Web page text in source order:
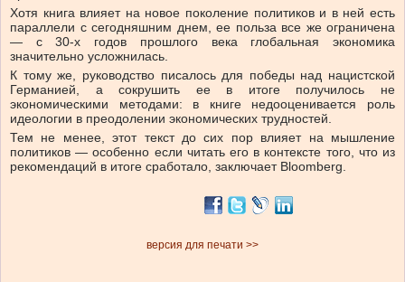
Хотя книга влияет на новое поколение политиков и в ней есть
параллели с сегодняшним днем, ее польза все же ограничена
— с 30-х годов прошлого века глобальная экономика
значительно усложнилась.
К тому же, руководство писалось для победы над нацистской
Германией, а сокрушить ее в итоге получилось не
экономическими методами: в книге недооценивается роль
идеологии в преодолении экономических трудностей.
Тем не менее, этот текст до сих пор влияет на мышление
политиков — особенно если читать его в контексте того, что из
рекомендаций в итоге сработало, заключает Bloomberg.
версия для печати >>